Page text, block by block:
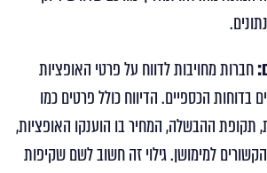
:חברות מחויבות לדווח על פרטי האופציות
בדוחות הכספיים. הדיווח כולל פרטים כמו
תקופת ההבשלה, המחיר בו הוענקו האופציות,
למימושן. גילוי זה חשוב לשם שקיפות